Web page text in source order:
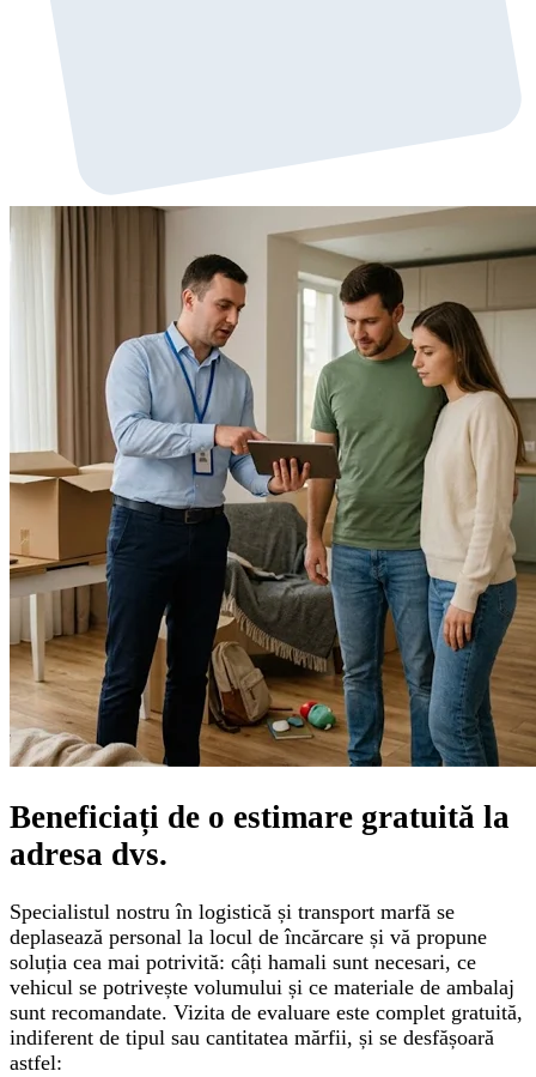
Beneficiați de o estimare gratuită la
adresa dvs.
Specialistul nostru în logistică și transport marfă se
deplasează personal la locul de încărcare și vă propune
soluția cea mai potrivită: câți hamali sunt necesari, ce
vehicul se potrivește volumului și ce materiale de ambalaj
sunt recomandate. Vizita de evaluare este complet gratuită,
indiferent de tipul sau cantitatea mărfii, și se desfășoară
astfel: